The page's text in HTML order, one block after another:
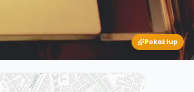
Pokaż łup